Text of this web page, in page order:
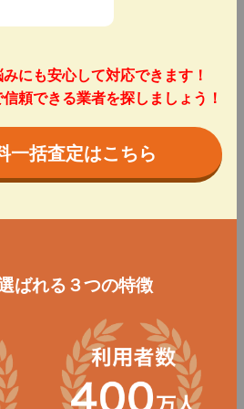
にも安心して対応できます！
頼できる業者を探しましょう！
一括査定はこちら
ばれる３つの特徴